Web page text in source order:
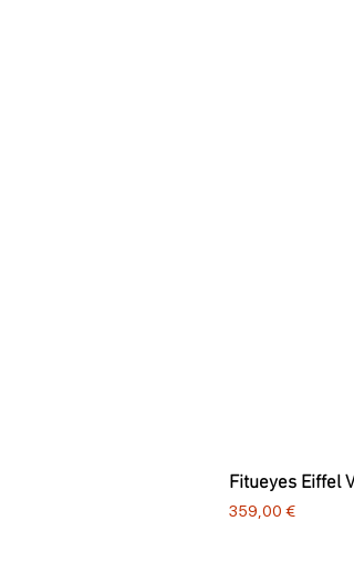
Fitueyes Eiffel
Preço
359,00 €